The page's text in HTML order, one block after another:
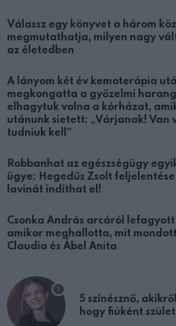
Válassz egy könyvet a három
megmutathatja, milyen nagy
az életedben
A lányom két év kemoterápia
megkongatta a győzelmi
elhagytuk volna a kórházat,
utánunk sietett: „Várjanak! Van
tudniuk kell”
Robbanhat az egészségügy
ügye: Hegedűs Zsolt
lavinát indíthat el!
Csonka András arcáról lefagyott
amikor meghallotta, mit
Claudia és Ábel Anita
5 színésznő,
hogy fiúként